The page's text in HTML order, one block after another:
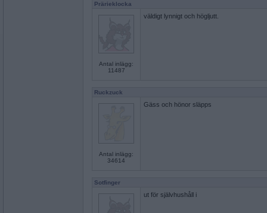
Prärieklocka
Antal inlägg:
11487
väldigt lynnigt och högljutt.
Ruckzuck
Antal inlägg:
34614
Gäss och hönor släpps
Sotfinger
ut för självhushåll i